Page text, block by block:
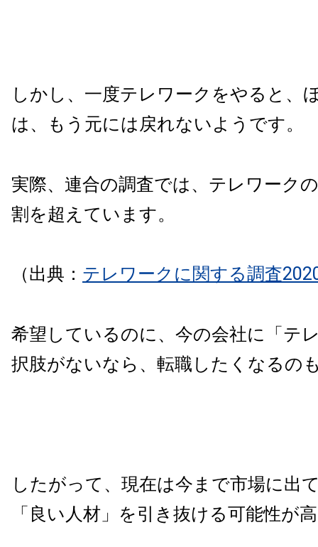
しかし、一度テレワークをやると、
は、もう元には戻れないようです。
実際、連合の調査では、テレワーク
割を超えています。
（出典： テレワークに関する調査
希望しているのに、今の会社に「テ
択肢がないなら、転職したくなるの
したがって、現在は今まで市場に出
「良い人材」を引き抜ける可能性が